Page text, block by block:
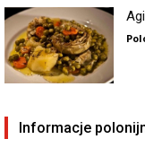
Informacje